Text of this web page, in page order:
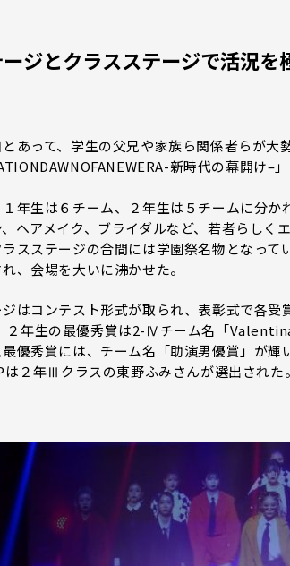
ジとクラスステージで活況を
あって、学生の父兄や家族ら関係者らが大
新時代の幕開け–」
年生は６チーム、２年生は５チームに分か
ヘアメイク、ブライダルなど、若者らしく
スステージの合間には学園祭名物となっ
、会場を大いに沸かせた。
はコンテスト形式が取られ、表彰式で各
２年生の最優秀賞は2-Ⅳチーム名「
優秀賞には、チーム名「助演男優賞」が
２年Ⅲクラスの東野ふみさんが選出された。